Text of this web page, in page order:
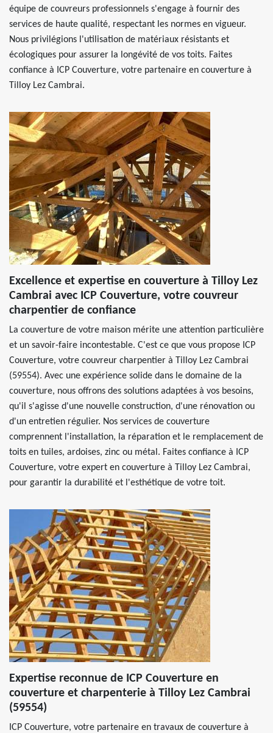
équipe de couvreurs professionnels s'engage à fournir des
services de haute qualité, respectant les normes en vigueur.
Nous privilégions l'utilisation de matériaux résistants et
écologiques pour assurer la longévité de vos toits. Faites
confiance à ICP Couverture, votre partenaire en couverture à
Tilloy Lez Cambrai.
Excellence et expertise en couverture à Tilloy Lez
Cambrai avec ICP Couverture, votre couvreur
charpentier de confiance
La couverture de votre maison mérite une attention particulière
et un savoir-faire incontestable. C'est ce que vous propose ICP
Couverture, votre couvreur charpentier à Tilloy Lez Cambrai
(59554). Avec une expérience solide dans le domaine de la
couverture, nous offrons des solutions adaptées à vos besoins,
qu'il s'agisse d'une nouvelle construction, d'une rénovation ou
d'un entretien régulier. Nos services de couverture
comprennent l'installation, la réparation et le remplacement de
toits en tuiles, ardoises, zinc ou métal. Faites confiance à ICP
Couverture, votre expert en couverture à Tilloy Lez Cambrai,
pour garantir la durabilité et l'esthétique de votre toit.
Expertise reconnue de ICP Couverture en
couverture et charpenterie à Tilloy Lez Cambrai
(59554)
ICP Couverture, votre partenaire en travaux de couverture à